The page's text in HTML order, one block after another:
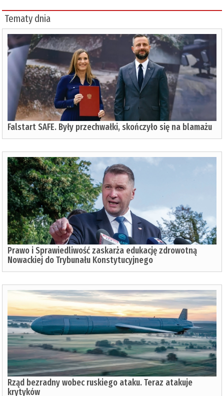
Tematy dnia
Falstart SAFE. Były przechwałki, skończyło się na blamażu
Prawo i Sprawiedliwość zaskarża edukację zdrowotną
Nowackiej do Trybunału Konstytucyjnego
Rząd bezradny wobec ruskiego ataku. Teraz atakuje
krytyków